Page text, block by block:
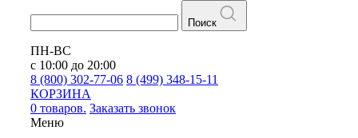
Поиск
ПН-ВС
с 10:00 до 20:00
8 (800) 302-77-06 8 (499) 348-15-11
КОРЗИНА
0 товаров. Заказать звонок
Меню